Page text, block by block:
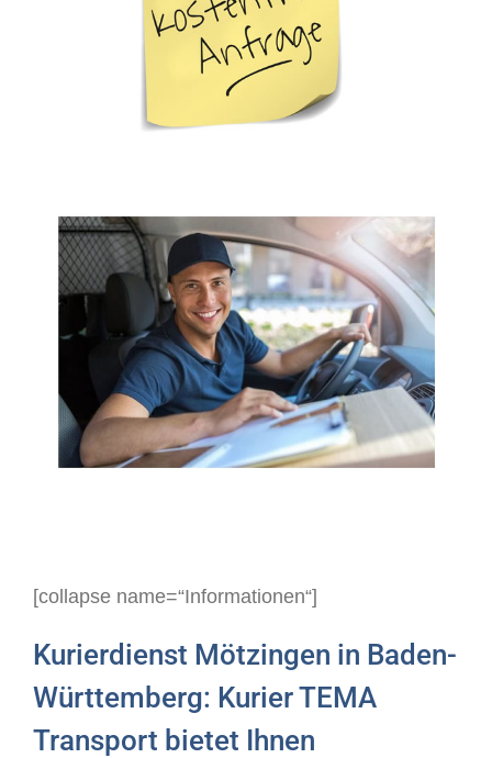
[collapse name=“Informationen“]
Kurierdienst Mötzingen in Baden-
Württemberg: Kurier TEMA
Transport bietet Ihnen